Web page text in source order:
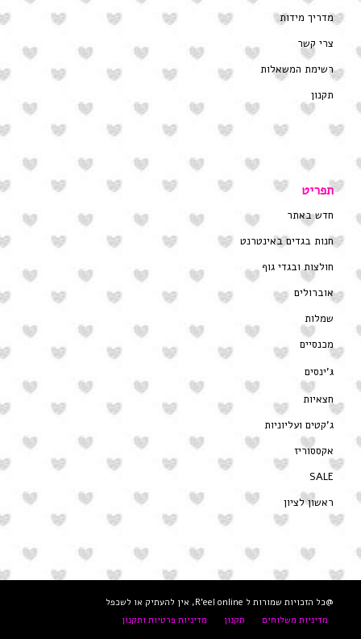
מדריך מידות
צרי קשר
רשימת המשאלות
תקנון
תפריט
חדש באתר
חנות בגדים באינטרנט
חולצות ובגדי גוף
אוברולים
שמלות
מכנסיים
ג’ינסים
חצאיות
ג’קטים ועליוניות
אקססוריז
SALE
ראשון לציון
@כל הזכויות שמורות ל R'eel online, אין להעתיק או לשכפל
מדיניות משלוחים
תקנון מדיניות פרטיות ותקנון